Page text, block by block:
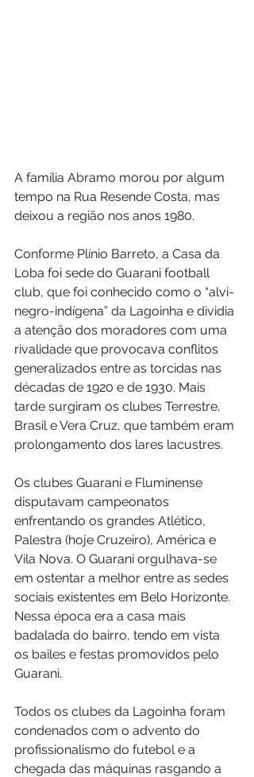
A família Abramo morou por algum
tempo na Rua Resende Costa, mas
deixou a região nos anos 1980.
Conforme Plínio Barreto, a Casa da
Loba foi sede do Guarani football
club, que foi conhecido como o “alvi-
negro-indígena” da Lagoinha e dividia
a atenção dos moradores com uma
rivalidade que provocava conflitos
generalizados entre as torcidas nas
décadas de 1920 e de 1930. Mais
tarde surgiram os clubes Terrestre,
Brasil e Vera Cruz, que também eram
prolongamento dos lares lacustres.
Os clubes Guarani e Fluminense
disputavam campeonatos
enfrentando os grandes Atlético,
Palestra (hoje Cruzeiro), América e
Vila Nova. O Guarani orgulhava-se
em ostentar a melhor entre as sedes
sociais existentes em Belo Horizonte.
Nessa época era a casa mais
badalada do bairro, tendo em vista
os bailes e festas promovidos pelo
Guarani.
Todos os clubes da Lagoinha foram
condenados com o advento do
profissionalismo do futebol e a
chegada das máquinas rasgando a